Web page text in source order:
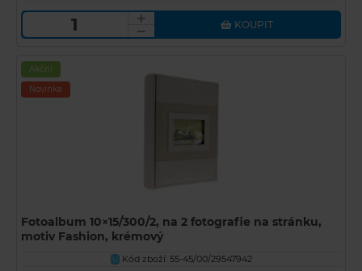
KOUPIT
Akční
Novinka
Fotoalbum 10×15/300/2, na 2 fotografie na stránku,
motiv Fashion, krémový
U Kód zboží: 55-45/00/29547942